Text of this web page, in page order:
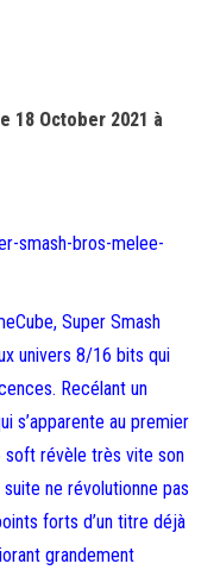
18 October 2021 à
smash-bros-melee-
Super Smash
univers 8/16 bits qui
Recélant un
s’apparente au premier
soft révèle très vite son
ne révolutionne pas
forts d’un titre déjà
grandement